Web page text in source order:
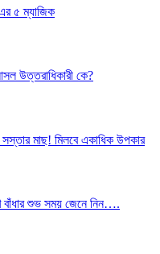
৫ ম্যাজিক
উত্তরাধিকারী কে?
মাছ! মিলবে একাধিক উপকার
বাঁধার শুভ সময় জেনে নিন….